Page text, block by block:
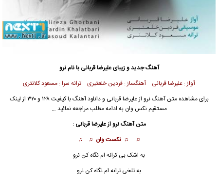
آهنگ جدید و زیبای علیرضا قربانی با نام نرو
آواز : علیرضا قربانی آهنگساز : فردین خلعتبری ترانه سرا : مسعود کلانتری
برای مشاهده متن آهنگ نرو از علیرضا قربانی و دانلود آهنگ با کیفیت ۱۲۸ و ۳۲۰ از لینک
مستقیم نکس وان به ادامه مطلب مراجعه نمائید …
متن آهنگ نرو از علیرضا قربانی :
♫ ♫نکست وان ♫ ♫
به اشک بی کرانه ام نگاه کن نرو
به تلخی ترانه ام نگاه کن نرو